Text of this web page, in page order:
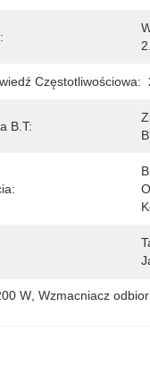
Częstotliwościowa:
B.T:
W , Wzmacniacz